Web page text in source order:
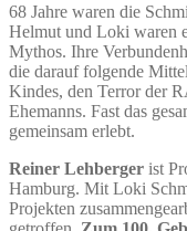
68 Jahre waren die
Helmut und Loki waren
Mythos. Ihre
die darauf folgende
Kindes, den Terror der
Ehemanns. Fast das
gemeinsam erlebt.
Reiner Lehberger ist
Hamburg. Mit Loki
Projekten